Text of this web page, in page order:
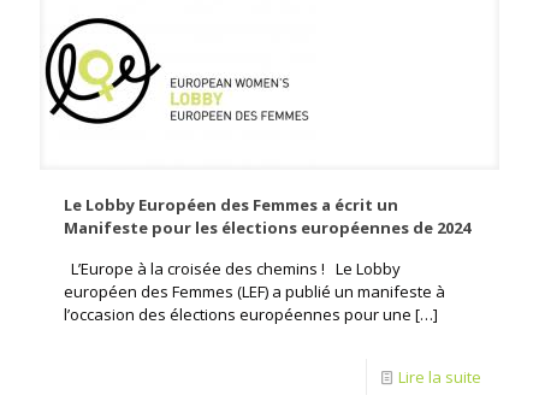
Le Lobby Européen des Femmes a écrit un
Manifeste pour les élections européennes de 2024
L’Europe à la croisée des chemins ! Le Lobby
européen des Femmes (LEF) a publié un manifeste à
l’occasion des élections européennes pour une […]
Lire la suite